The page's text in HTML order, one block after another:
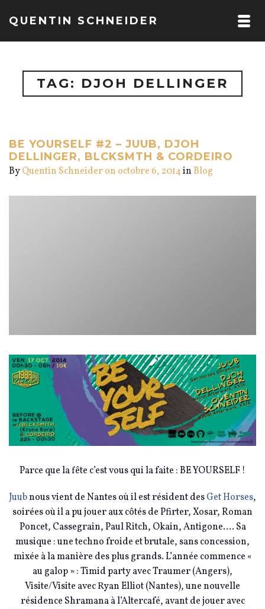
QUENTIN SCHNEIDER
TAG: DJOH DELLINGER
BE YOURSELF #2 – JUUB, DJOH
DELLINGER, BLCKSMTH & CORDEIRO
ByQuentin Schneideron octobre 6, 2014in Blog
Parce que la fête c’est vous qui la faite : BE YOURSELF !
Juubnous vient de Nantes où il est résident desGet Horses,
soirées où il a pu jouer aux côtés de Pfirter, Xosar, Roman
Poncet, Cassegrain, Paul Ritch, Okain, Antigone…. Sa
musique : une techno froide et brutale, sans concession,
mixée à la manière des plus grands. L’année commence «
au galop » : Timid party avec Traumer (Angers),
Visite/Visite avec Ryan Elliot (Nantes), une nouvelle
résidence Shramana à l’Altercafé, avant de jouer avec